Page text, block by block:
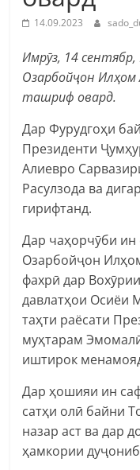
14.09.2023
Имрӯз, 14
Озарбойҷон Илҳом
ташриф овард.
Дар Фурудгоҳи
Президенти
Алиевро
Расулзода ва
гирифтанд.
Дар чаҳорчӯби
Озарбойҷон
фахрӣ дар
давлатҳои Осиёи
таҳти раёсати
муҳтарам
иштирок
Дар ҳошияи ин
сатҳи олӣ байни
назар аст ва дар
ҳамкории